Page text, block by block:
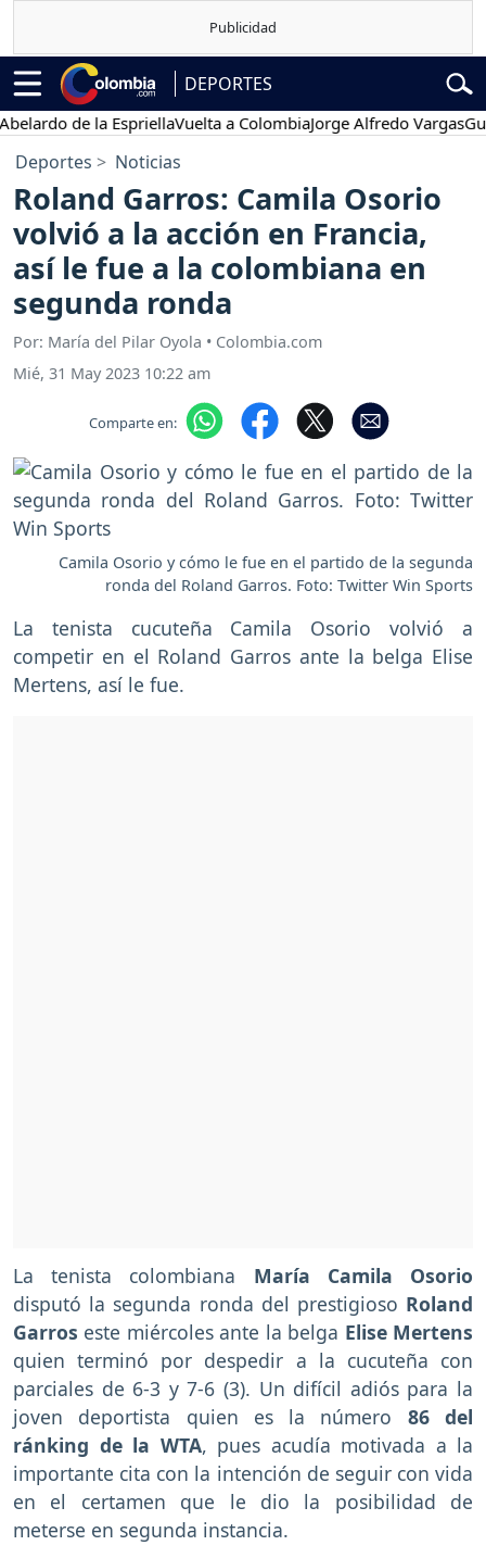
DEPORTES
de la EspriellaVuelta a ColombiaJorge Alfredo Vargas
Deportes Noticias
Roland Garros: Camila Osorio
volvió a la acción en Francia,
así le fue a la colombiana en
segunda ronda
Por: María del Pilar Oyola • Colombia.com
Mié, 31 May 2023 10:22 am
Comparte en:
Camila Osorio y cómo le fue en el partido de la segunda
ronda del Roland Garros. Foto: Twitter Win Sports
La tenista cucuteña Camila Osorio volvió a
competir en el Roland Garros ante la belga Elise
Mertens, así le fue.
La tenista colombiana María Camila Osorio
disputó la segunda ronda del prestigioso Roland
Garros este miércoles ante la belga Elise Mertens
quien terminó por despedir a la cucuteña con
parciales de 6-3 y 7-6 (3). Un difícil adiós para la
joven deportista quien es la número 86 del
ránking de la WTA, pues acudía motivada a la
importante cita con la intención de seguir con vida
en el certamen que le dio la posibilidad de
meterse en segunda instancia.